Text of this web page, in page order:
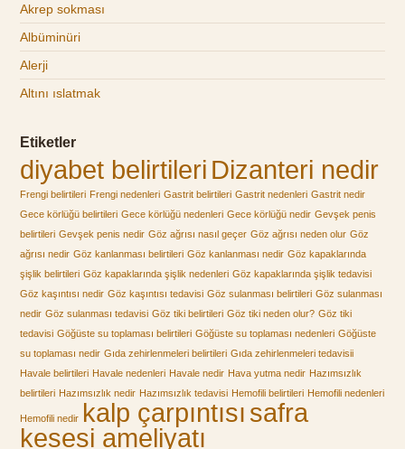
Akrep sokması
Albüminüri
Alerji
Altını ıslatmak
Etiketler
diyabet belirtileri Dizanteri nedir
Frengi belirtileri Frengi nedenleri Gastrit belirtileri Gastrit nedenleri Gastrit nedir
Gece körlüğü belirtileri Gece körlüğü nedenleri Gece körlüğü nedir Gevşek penis
belirtileri Gevşek penis nedir Göz ağrısı nasıl geçer Göz ağrısı neden olur Göz
ağrısı nedir Göz kanlanması belirtileri Göz kanlanması nedir Göz kapaklarında
şişlik belirtileri Göz kapaklarında şişlik nedenleri Göz kapaklarında şişlik tedavisi
Göz kaşıntısı nedir Göz kaşıntısı tedavisi Göz sulanması belirtileri Göz sulanması
nedir Göz sulanması tedavisi Göz tiki belirtileri Göz tiki neden olur? Göz tiki
tedavisi Göğüste su toplaması belirtileri Göğüste su toplaması nedenleri Göğüste
su toplaması nedir Gıda zehirlenmeleri belirtileri Gıda zehirlenmeleri tedavisii
Havale belirtileri Havale nedenleri Havale nedir Hava yutma nedir Hazımsızlık
belirtileri Hazımsızlık nedir Hazımsızlık tedavisi Hemofili belirtileri Hemofili nedenleri
Hemofili nedir kalp çarpıntısı safra
kesesi ameliyatı